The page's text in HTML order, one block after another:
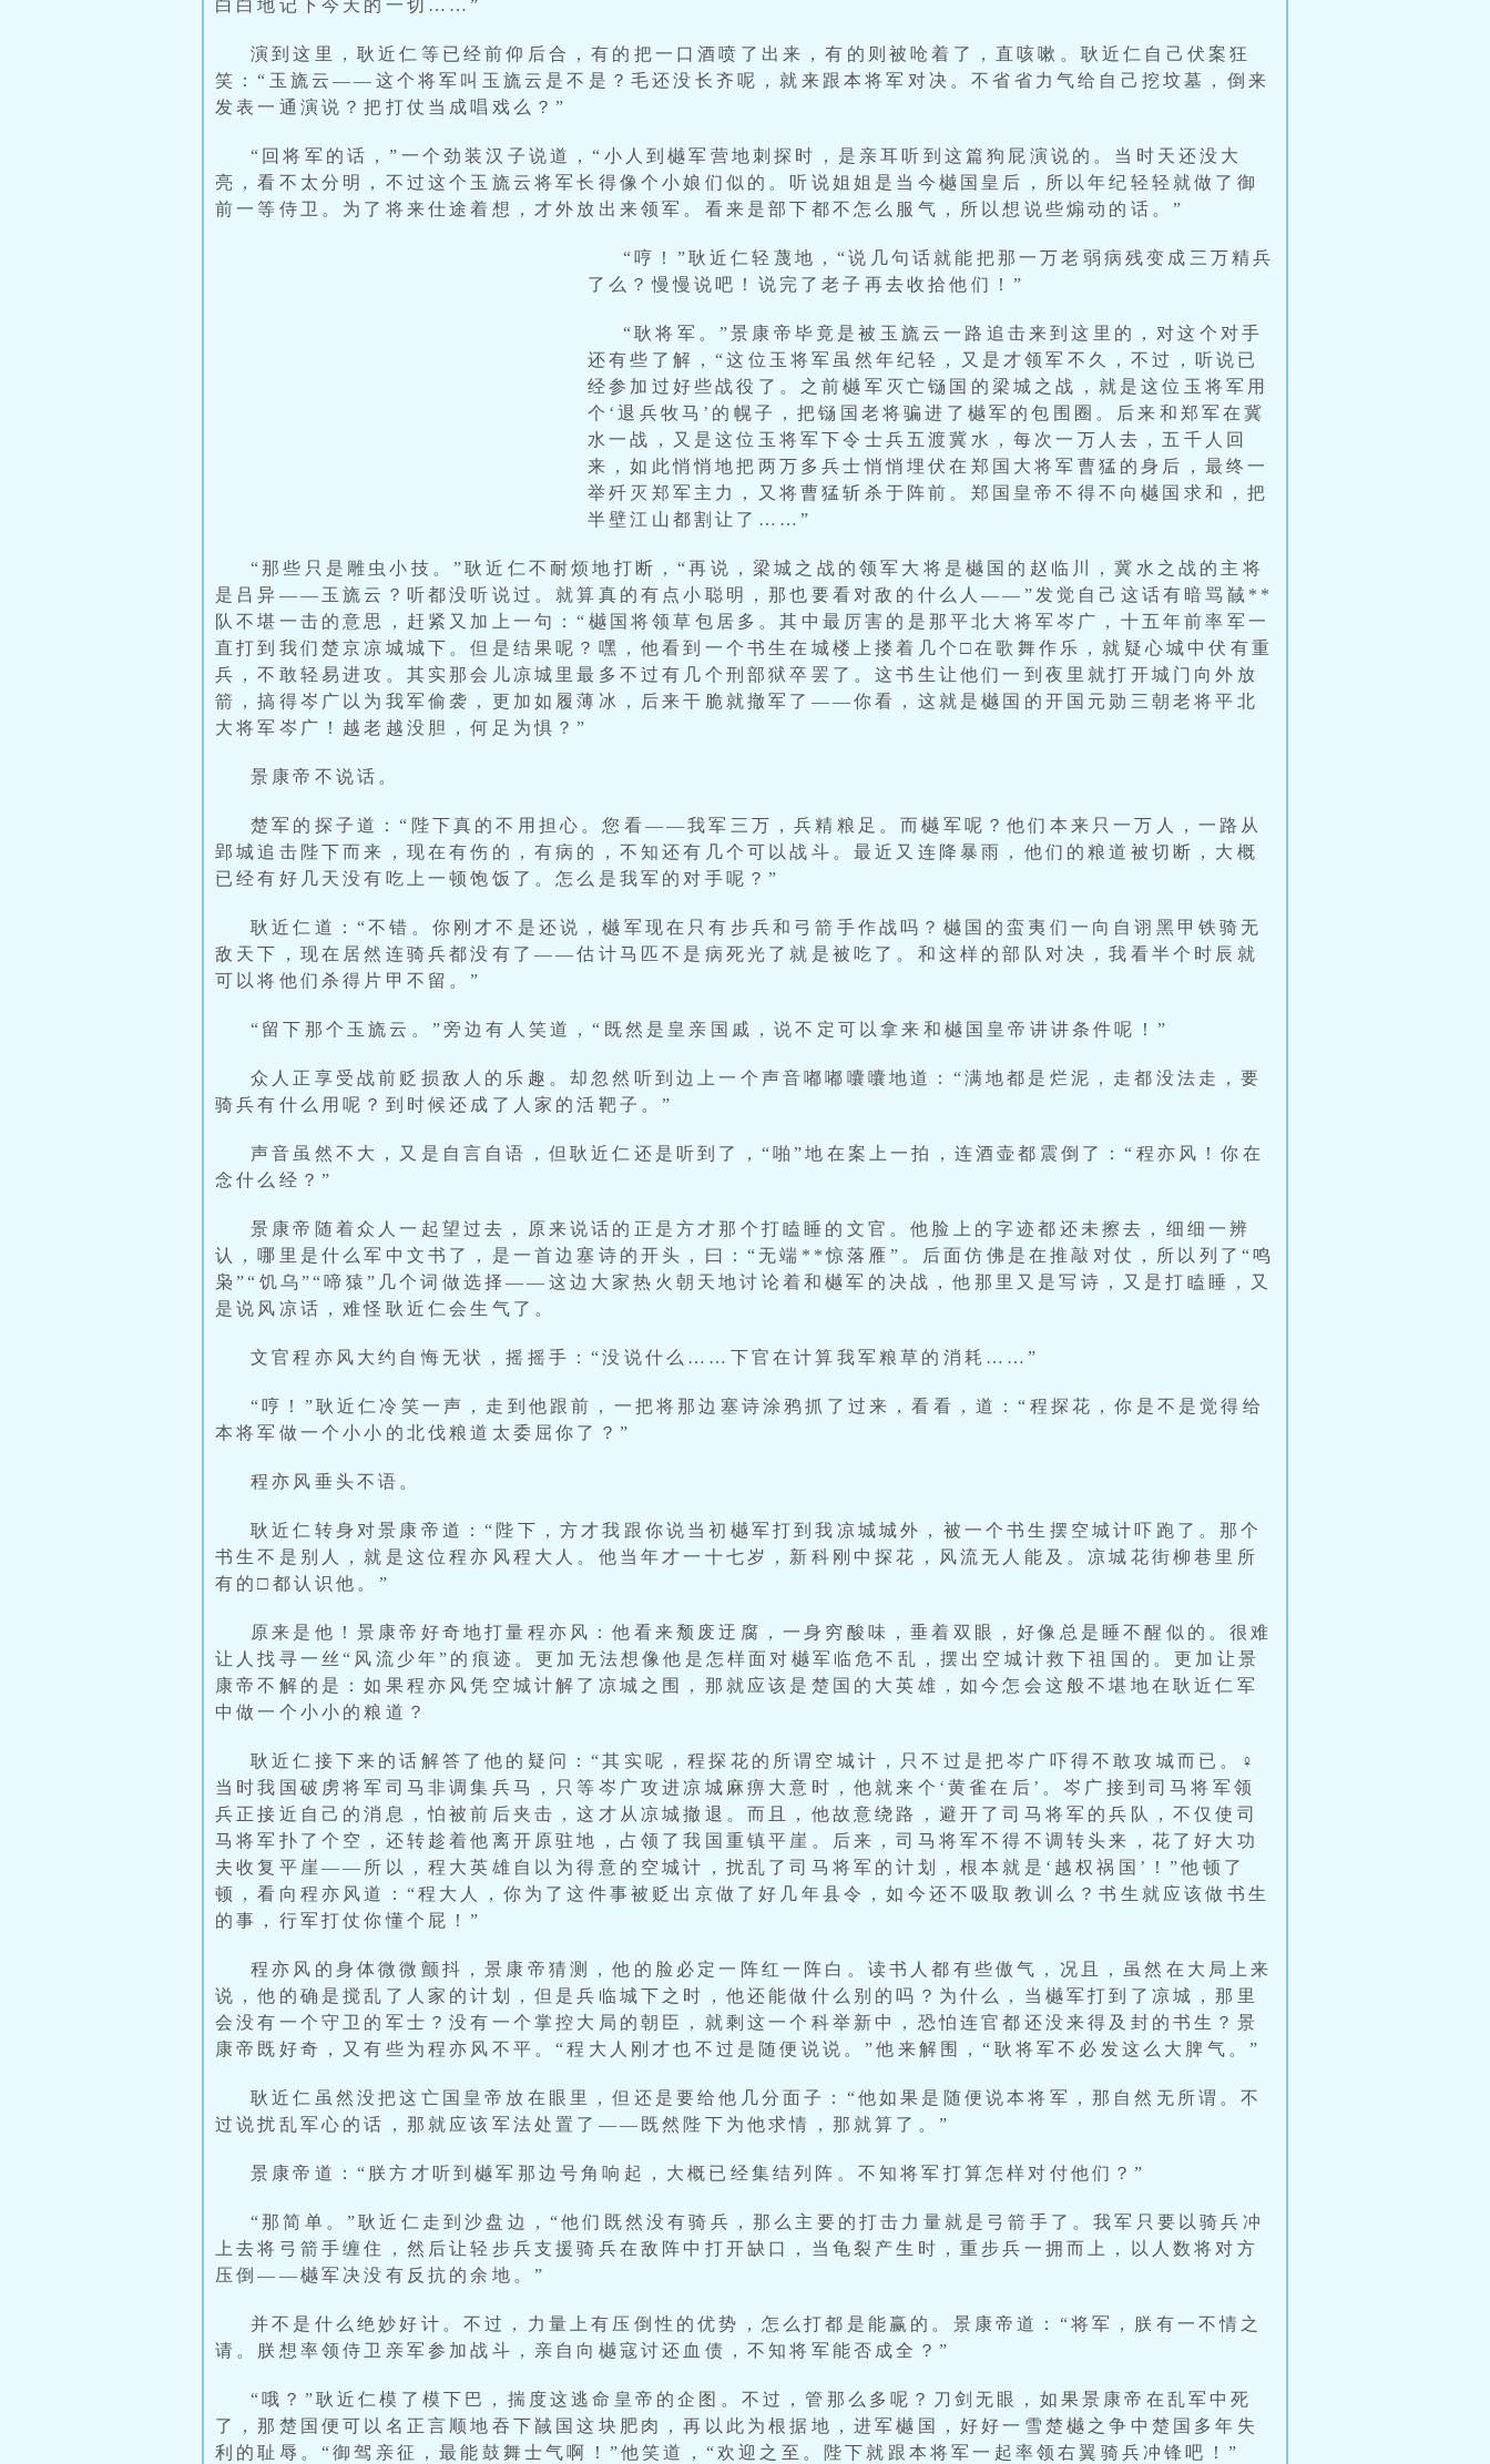
白白地记下今天的一切……”
演到这里，耿近仁等已经前仰后合，有的把一口酒喷了出来，有的则被呛着了，直咳嗽。耿近仁自己伏案狂
笑：“玉旒云——这个将军叫玉旒云是不是？毛还没长齐呢，就来跟本将军对决。不省省力气给自己挖坟墓，倒来
发表一通演说？把打仗当成唱戏么？”
“回将军的话，”一个劲装汉子说道，“小人到樾军营地刺探时，是亲耳听到这篇狗屁演说的。当时天还没大
亮，看不太分明，不过这个玉旒云将军长得像个小娘们似的。听说姐姐是当今樾国皇后，所以年纪轻轻就做了御
前一等侍卫。为了将来仕途着想，才外放出来领军。看来是部下都不怎么服气，所以想说些煽动的话。”
“哼！”耿近仁轻蔑地，“说几句话就能把那一万老弱病残变成三万精兵
了么？慢慢说吧！说完了老子再去收拾他们！”
“耿将军。”景康帝毕竟是被玉旒云一路追击来到这里的，对这个对手
还有些了解，“这位玉将军虽然年纪轻，又是才领军不久，不过，听说已
经参加过好些战役了。之前樾军灭亡铴国的梁城之战，就是这位玉将军用
个‘退兵牧马’的幌子，把铴国老将骗进了樾军的包围圈。后来和郑军在冀
水一战，又是这位玉将军下令士兵五渡冀水，每次一万人去，五千人回
来，如此悄悄地把两万多兵士悄悄埋伏在郑国大将军曹猛的身后，最终一
举歼灭郑军主力，又将曹猛斩杀于阵前。郑国皇帝不得不向樾国求和，把
半壁江山都割让了……”
“那些只是雕虫小技。”耿近仁不耐烦地打断，“再说，梁城之战的领军大将是樾国的赵临川，冀水之战的主将
是吕异——玉旒云？听都没听说过。就算真的有点小聪明，那也要看对敌的什么人——”发觉自己这话有暗骂馘**
队不堪一击的意思，赶紧又加上一句：“樾国将领草包居多。其中最厉害的是那平北大将军岑广，十五年前率军一
直打到我们楚京凉城城下。但是结果呢？嘿，他看到一个书生在城楼上搂着几个□在歌舞作乐，就疑心城中伏有重
兵，不敢轻易进攻。其实那会儿凉城里最多不过有几个刑部狱卒罢了。这书生让他们一到夜里就打开城门向外放
箭，搞得岑广以为我军偷袭，更加如履薄冰，后来干脆就撤军了——你看，这就是樾国的开国元勋三朝老将平北
大将军岑广！越老越没胆，何足为惧？”
景康帝不说话。
楚军的探子道：“陛下真的不用担心。您看——我军三万，兵精粮足。而樾军呢？他们本来只一万人，一路从
郢城追击陛下而来，现在有伤的，有病的，不知还有几个可以战斗。最近又连降暴雨，他们的粮道被切断，大概
已经有好几天没有吃上一顿饱饭了。怎么是我军的对手呢？”
耿近仁道：“不错。你刚才不是还说，樾军现在只有步兵和弓箭手作战吗？樾国的蛮夷们一向自诩黑甲铁骑无
敌天下，现在居然连骑兵都没有了——估计马匹不是病死光了就是被吃了。和这样的部队对决，我看半个时辰就
可以将他们杀得片甲不留。”
“留下那个玉旒云。”旁边有人笑道，“既然是皇亲国戚，说不定可以拿来和樾国皇帝讲讲条件呢！”
众人正享受战前贬损敌人的乐趣。却忽然听到边上一个声音嘟嘟囔囔地道：“满地都是烂泥，走都没法走，要
骑兵有什么用呢？到时候还成了人家的活靶子。”
声音虽然不大，又是自言自语，但耿近仁还是听到了，“啪”地在案上一拍，连酒壶都震倒了：“程亦风！你在
念什么经？”
景康帝随着众人一起望过去，原来说话的正是方才那个打瞌睡的文官。他脸上的字迹都还未擦去，细细一辨
认，哪里是什么军中文书了，是一首边塞诗的开头，曰：“无端**惊落雁”。后面仿佛是在推敲对仗，所以列了“鸣
枭”“饥乌”“啼猿”几个词做选择——这边大家热火朝天地讨论着和樾军的决战，他那里又是写诗，又是打瞌睡，又
是说风凉话，难怪耿近仁会生气了。
文官程亦风大约自悔无状，摇摇手：“没说什么……下官在计算我军粮草的消耗……”
“哼！”耿近仁冷笑一声，走到他跟前，一把将那边塞诗涂鸦抓了过来，看看，道：“程探花，你是不是觉得给
本将军做一个小小的北伐粮道太委屈你了？”
程亦风垂头不语。
耿近仁转身对景康帝道：“陛下，方才我跟你说当初樾军打到我凉城城外，被一个书生摆空城计吓跑了。那个
书生不是别人，就是这位程亦风程大人。他当年才一十七岁，新科刚中探花，风流无人能及。凉城花街柳巷里所
有的□都认识他。”
原来是他！景康帝好奇地打量程亦风：他看来颓废迂腐，一身穷酸味，垂着双眼，好像总是睡不醒似的。很难
让人找寻一丝“风流少年”的痕迹。更加无法想像他是怎样面对樾军临危不乱，摆出空城计救下祖国的。更加让景
康帝不解的是：如果程亦风凭空城计解了凉城之围，那就应该是楚国的大英雄，如今怎会这般不堪地在耿近仁军
中做一个小小的粮道？
耿近仁接下来的话解答了他的疑问：“其实呢，程探花的所谓空城计，只不过是把岑广吓得不敢攻城而已。♀
当时我国破虏将军司马非调集兵马，只等岑广攻进凉城麻痹大意时，他就来个‘黄雀在后’。岑广接到司马将军领
兵正接近自己的消息，怕被前后夹击，这才从凉城撤退。而且，他故意绕路，避开了司马将军的兵队，不仅使司
马将军扑了个空，还转趁着他离开原驻地，占领了我国重镇平崖。后来，司马将军不得不调转头来，花了好大功
夫收复平崖——所以，程大英雄自以为得意的空城计，扰乱了司马将军的计划，根本就是‘越权祸国’！”他顿了
顿，看向程亦风道：“程大人，你为了这件事被贬出京做了好几年县令，如今还不吸取教训么？书生就应该做书生
的事，行军打仗你懂个屁！”
程亦风的身体微微颤抖，景康帝猜测，他的脸必定一阵红一阵白。读书人都有些傲气，况且，虽然在大局上来
说，他的确是搅乱了人家的计划，但是兵临城下之时，他还能做什么别的吗？为什么，当樾军打到了凉城，那里
会没有一个守卫的军士？没有一个掌控大局的朝臣，就剩这一个科举新中，恐怕连官都还没来得及封的书生？景
康帝既好奇，又有些为程亦风不平。“程大人刚才也不过是随便说说。”他来解围，“耿将军不必发这么大脾气。”
耿近仁虽然没把这亡国皇帝放在眼里，但还是要给他几分面子：“他如果是随便说本将军，那自然无所谓。不
过说扰乱军心的话，那就应该军法处置了——既然陛下为他求情，那就算了。”
景康帝道：“朕方才听到樾军那边号角响起，大概已经集结列阵。不知将军打算怎样对付他们？”
“那简单。”耿近仁走到沙盘边，“他们既然没有骑兵，那么主要的打击力量就是弓箭手了。我军只要以骑兵冲
上去将弓箭手缠住，然后让轻步兵支援骑兵在敌阵中打开缺口，当龟裂产生时，重步兵一拥而上，以人数将对方
压倒——樾军决没有反抗的余地。”
并不是什么绝妙好计。不过，力量上有压倒性的优势，怎么打都是能赢的。景康帝道：“将军，朕有一不情之
请。朕想率领侍卫亲军参加战斗，亲自向樾寇讨还血债，不知将军能否成全？”
“哦？”耿近仁模了模下巴，揣度这逃命皇帝的企图。不过，管那么多呢？刀剑无眼，如果景康帝在乱军中死
了，那楚国便可以名正言顺地吞下馘国这块肥肉，再以此为根据地，进军樾国，好好一雪楚樾之争中楚国多年失
利的耻辱。“御驾亲征，最能鼓舞士气啊！”他笑道，“欢迎之至。陛下就跟本将军一起率领右翼骑兵冲锋吧！”